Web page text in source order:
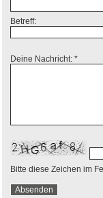
Betreff:
Deine Nachricht: *
Bitte diese Zeichen im